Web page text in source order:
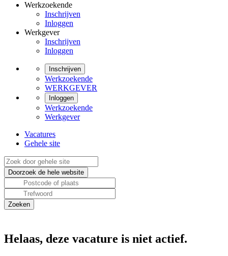
Werkzoekende
Inschrijven
Inloggen
Werkgever
Inschrijven
Inloggen
Inschrijven
Werkzoekende
WERKGEVER
Inloggen
Werkzoekende
Werkgever
Vacatures
Gehele site
Helaas, deze vacature is niet actief.